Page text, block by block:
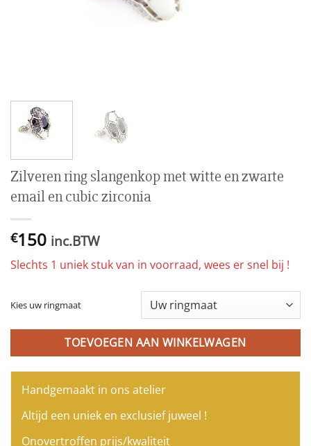
Zilveren ring slangenkop met witte en zwarte
email en cubic zirconia
€150 inc.BTW
Slechts 1 uniek stuk van in voorraad, wees er snel bij !
Kies uw ringmaat
TOEVOEGEN AAN WINKELWAGEN
Handgemaakt in ons atelier
Altijd een uniek en exclusief juweel !
Onovertroffen prijs/kwaliteit